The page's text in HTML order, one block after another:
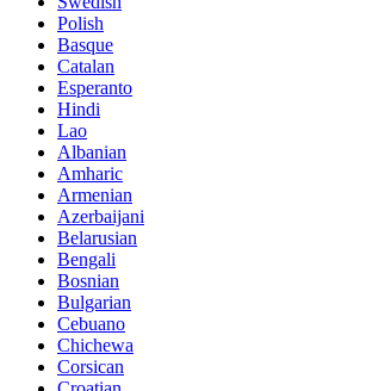
Polish
Basque
Catalan
Esperanto
Hindi
Lao
Albanian
Amharic
Armenian
Azerbaijani
Belarusian
Bengali
Bosnian
Bulgarian
Cebuano
Chichewa
Corsican